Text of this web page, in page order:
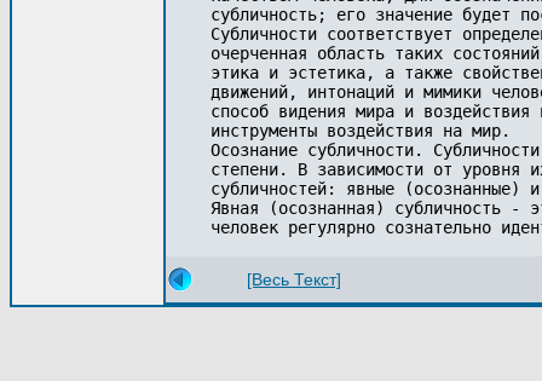
субличность; его значение будет
Субличности соответствует
очерченная область таких
этика и эстетика, а также
движений, интонаций и мимики
способ видения мира и
инструменты воздействия на мир.
Осознание субличности.
степени. В зависимости от уровня
субличностей: явные (осознанные)
Явная (осознанная) субличность -
[Весь Текст]